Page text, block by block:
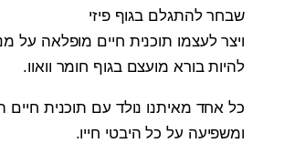
שבחר להתגלם בגוף פיזי
ויצר לעצמו תוכנית חיים מופלאה על
להיות בורא מועצם בגוף חומר וואוו.
כל אחד מאיתנו נולד עם תוכנית חיים
ומשפיעה על כל היבטי חייו.